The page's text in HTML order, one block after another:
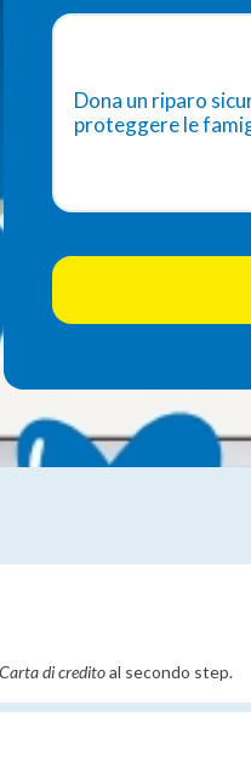
Dona un riparo
proteggere le
Carta di creditoal secondo step.